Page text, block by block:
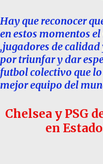
Hay que reconocer
en estos momentos
,jugadores de
por triunfar y dar
futbol colectivo que
mejor equipo del
Chelsea y PSG
en